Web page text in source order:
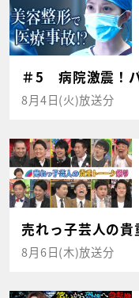
＃5 病院激震！
8月4日(火)放送分
売れっ子芸人の
8月6日(木)放送分